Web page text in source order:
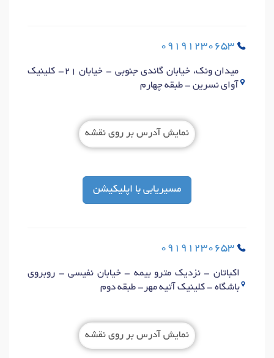
09191230653
میدان ونک، خیابان گاندی جنوبی - خیابان 21- کلینیک
آوای نسرین - طبقه چهارم
نمایش آدرس بر روی نقشه
مسیریابی با اپلیکیشن
09191230653
اکباتان - نزدیک مترو بیمه - خیابان نفیسی - روبروی
باشگاه - کلینیک آتیه مهر- طبقه دوم
نمایش آدرس بر روی نقشه